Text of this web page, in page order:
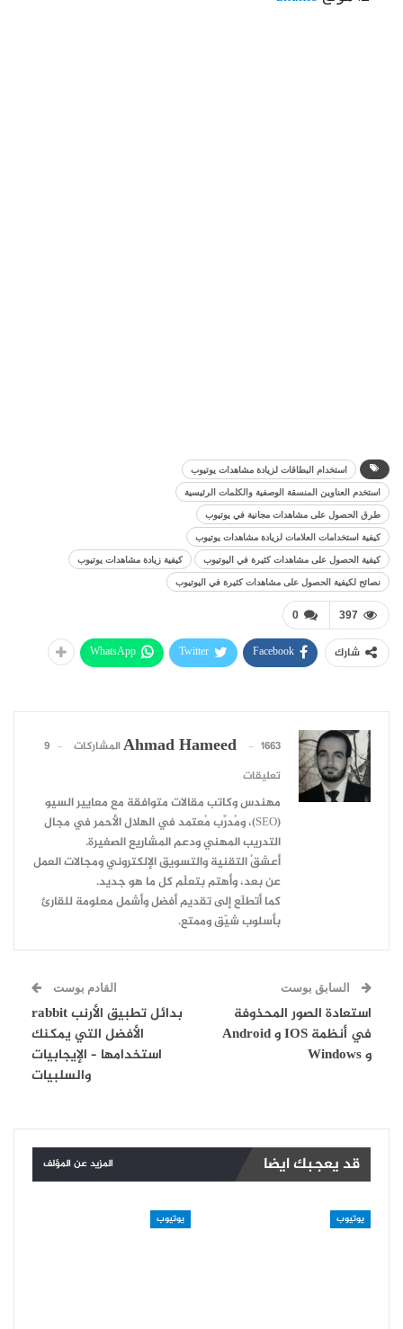
استخدام البطاقات لزيادة مشاهدات يوتيوب
استخدم العناوين المنسقة الوصفية والكلمات الرئيسية
طرق الحصول على مشاهدات مجانية في يوتيوب
كيفية استخدامات العلامات لزيادة مشاهدات يوتيوب
كيفية الحصول على مشاهدات كثيرة في اليوتيوب
كيفية زيادة مشاهدات يوتيوب
نصائح لكيفية الحصول على مشاهدات كثيرة في اليوتيوب
0 397
شارك Facebook
Twitter
WhatsApp
Ahmad Hameed 1663 المشاركات
9
تعليقات
مهندس وكاتب مقالات متوافقة مع معايير السيو
(SEO)، ومُدرِّب مُعتمد في الهلال الأحمر في مجال
التدريب المهني ودعم المشاريع الصغيرة.
أعشقُ التقنية والتسويق الإلكتروني ومجالات العمل
عن بعد، وأهتم بتعلّم كل ما هو جديد.
كما أتطلّع إلى تقديم أفضل وأشمل معلومة للقارئ
بأسلوب شيّق وممتع.
السابق بوست
استعادة الصور المحذوفة
في أنظمة IOS و Android
و Windows
القادم بوست
بدائل تطبيق الأرنب rabbit
الأفضل التي يمكنك
استخدامها – الإيجابيات
والسلبيات
قد يعجبك ايضا المزيد عن المؤلف
يوتيوب يوتيوب